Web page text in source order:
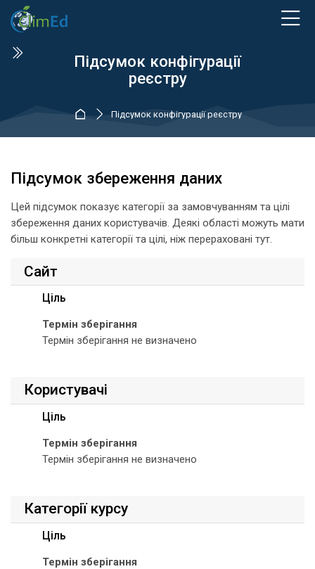
Skip to navigation
Skip to login form
Перейти до головного вмісту
Skip to accessibility options
Skip to footer
Skip accessibility options
Підсумок конфігурації
реєстру
На головну
Підсумок конфігурації реєстру
Підсумок збереження даних
Цей підсумок показує категорії за замовчуванням та цілі
збереження даних користувачів. Деякі області можуть мати
більш конкретні категорії та цілі, ніж перераховані тут.
Сайт
Ціль
Термін зберігання
Термін зберігання не визначено
Користувачі
Ціль
Термін зберігання
Термін зберігання не визначено
Категорії курсу
Ціль
Термін зберігання